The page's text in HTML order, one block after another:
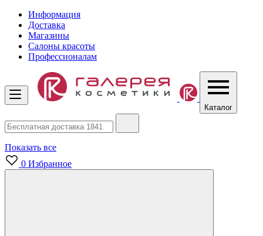
Информация
Доставка
Магазины
Салоны красоты
Профессионалам
Каталог
Показать все
0 Избранное